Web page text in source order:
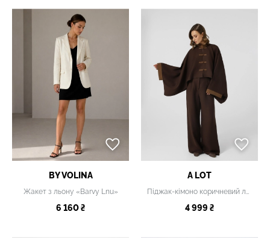
BY VOLINA
Жакет з льону «Barvy Lnu»
6 160 ₴
A LOT
Піджак-кімоно коричневий льон
4 999 ₴